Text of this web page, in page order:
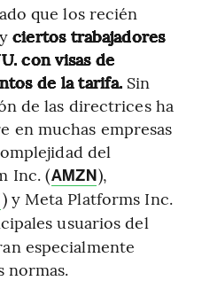
que los recién
ciertos trabajadores
con visas de
de la tarifa. Sin
de las directrices ha
en muchas empresas
del
Inc. (AMZN),
) y Meta Platforms Inc.
usuarios del
especialmente
normas.